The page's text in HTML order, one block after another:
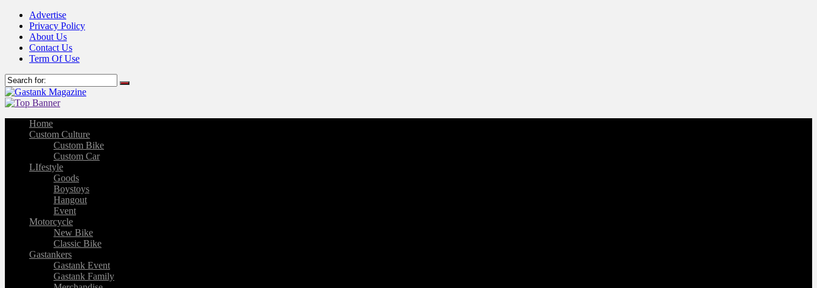
Advertise
Privacy Policy
About Us
Contact Us
Term Of Use
Home
Custom Culture
Custom Bike
Custom Car
LIfestyle
Goods
Boystoys
Hangout
Event
Motorcycle
New Bike
Classic Bike
Gastankers
Gastank Event
Gastank Family